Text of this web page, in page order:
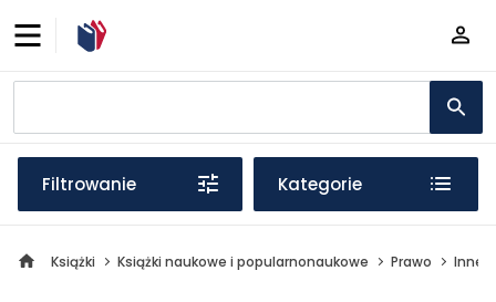
Filtrowanie Kategorie
Książki Książki naukowe i popularnonaukowe Prawo Inne